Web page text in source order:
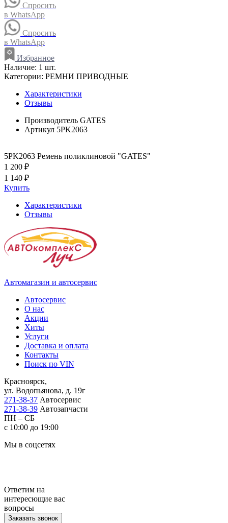
Спросить
в WhatsApp
Спросить
в WhatsApp
Избранное
Наличие: 1 шт.
Категории: РЕМНИ ПРИВОДНЫЕ
Характеристики
Отзывы
Производитель GATES
Артикул 5PK2063
5PK2063 Ремень поликлиновой "GATES"
1 200 ₽
1 140 ₽
Купить
Характеристики
Отзывы
Автомагазин и автосервис
Автосервис
О нас
Акции
Хиты
Услуги
Доставка и оплата
Контакты
Поиск по VIN
Красноярск,
ул. Водопьянова, д. 19г
271-38-37 Автосервис
271-38-39 Автозапчасти
ПН – СБ
с 10:00 до 19:00
Мы в соцсетях
Ответим на
интересющие вас
вопросы
Заказать звонок